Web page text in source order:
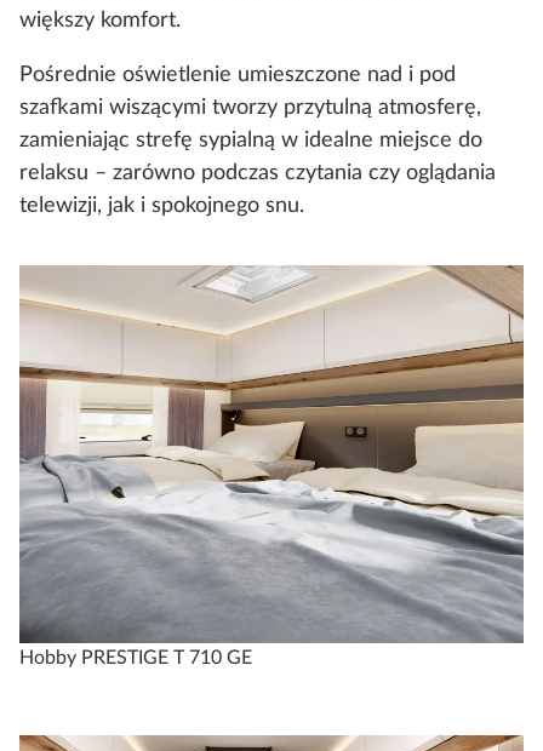
większy komfort.
Pośrednie oświetlenie umieszczone nad i pod
szafkami wiszącymi tworzy przytulną atmosferę,
zamieniając strefę sypialną w idealne miejsce do
relaksu – zarówno podczas czytania czy oglądania
telewizji, jak i spokojnego snu.
Hobby PRESTIGE T 710 GE